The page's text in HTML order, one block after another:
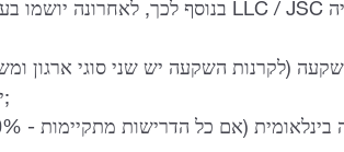
(לקרנות השקעה יש שני סוגי ארגון
ינותחו ונחלקו בנפרד במאמר הבא שלנו);